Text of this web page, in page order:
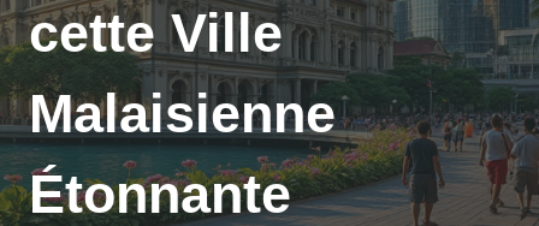
cette Ville
Malaisienne
Étonnante